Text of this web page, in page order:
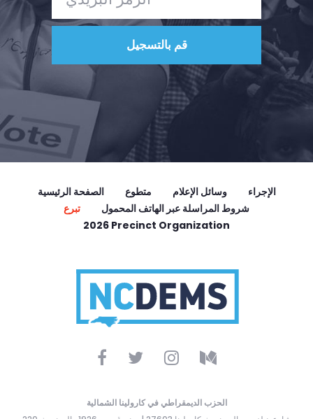
الصفحة الرئيسية متطوع وسائل الإعلام
الإجراء
تبرع
شروط المراسلة عبر الهاتف المحمول
2026 Precinct Organization
الحزب الديمقراطي في كارولينا الشمالية